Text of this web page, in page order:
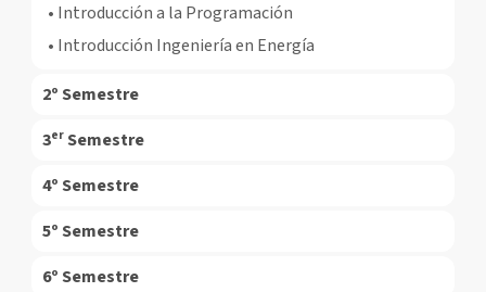
• Introducción a la Programación
• Introducción Ingeniería en Energía
2º Semestre
3ᵉʳ Semestre
4º Semestre
5º Semestre
6º Semestre